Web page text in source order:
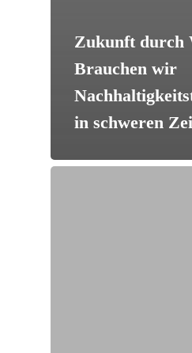
Zukunft durch
Brauchen wir
in schweren